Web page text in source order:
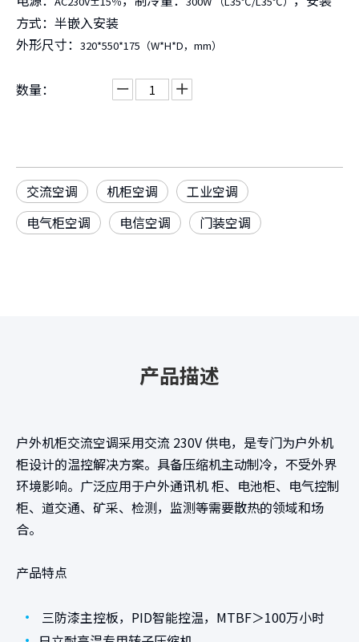
方式：半嵌入安装
外形尺寸： 320*550*175（W*H*D，mm）
数量：
交流空调 机柜空调
工业空调
电气柜空调
电信空调 门装空调
产品描述
户外机柜交流空调采用交流 230V 供电，是专门为户外机
柜设计的温控解决方案。具备压缩机主动制冷，不受外界
环境影响。广泛应用于户外通讯机 柜、电池柜、电气控制
柜、道交通、矿采、检测，监测等需要散热的领域和场
合。
产品特点
• 三防漆主控板，PID智能控温，MTBF＞100万小时